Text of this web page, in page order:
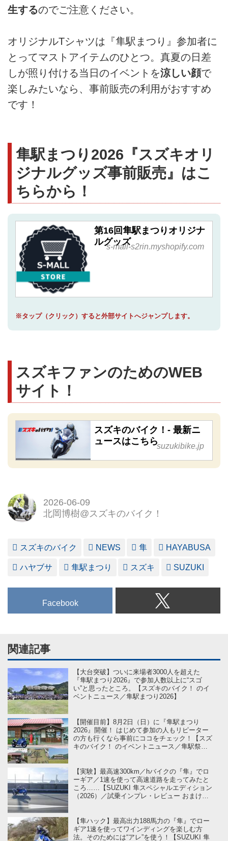
生するのでご注意ください。
オリジナルTシャツは『隼駅まつり』参加者に
とってマストアイテムのひとつ。真夏の日差
しが照り付ける当日のイベントを涼しい顔で
楽しみたいなら、事前販売の利用がおすすめ
です！
隼駅まつり2026『スズキオリ
ジナルグッズ事前販売』はこ
ちらから！
第16回隼駅まつりオリジナ
ルグッズ
s-mall-s2rin.myshopify.com
※タップ（クリック）すると外部サイトへジャンプします。
スズキファンのためのWEB
サイト！
スズキのバイク！- 最新ニ
ュースはこちらsuzukibike.jp
2026-06-09
北岡博樹@スズキのバイク！
スズキのバイク NEWS 隼 HAYABUSA
ハヤブサ 隼駅まつり スズキ SUZUKI
Facebook
関連記事
【大台突破】ついに来場者3000人を超えた
『隼駅まつり2026』で参加人数以上に“スゴ
い”と思ったところ。【スズキのバイク！ のイ
ベントニュース／隼駅まつり2026】
【開催目前】8月2日（日）に『隼駅まつり
2026』開催！ はじめて参加の人もリピーター
の方も行くなら事前にココをチェック！【スズ
キのバイク！ のイベントニュース／隼駅祭り
【実験】最高速300km／hバイクの『隼』でロ
ーギア／1速を使って高速道路を走ってみたと
ころ……【SUZUKI 隼スペシャルエディション
（2026）／試乗インプレ・レビュー おまけ
【隼ハック】最高出力188馬力の『隼』でロー
ギア1速を使ってワインディングを楽しむ方
法。そのためには“アレ”を使う！【SUZUKI 隼